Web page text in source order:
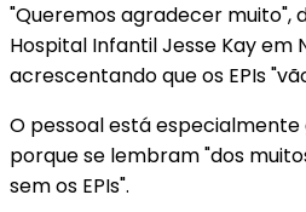
"Queremos agradecer muito",
Hospital Infantil Jesse Kay em
acrescentando que os EPIs
O pessoal está
porque se lembram "dos
sem os EPIs".